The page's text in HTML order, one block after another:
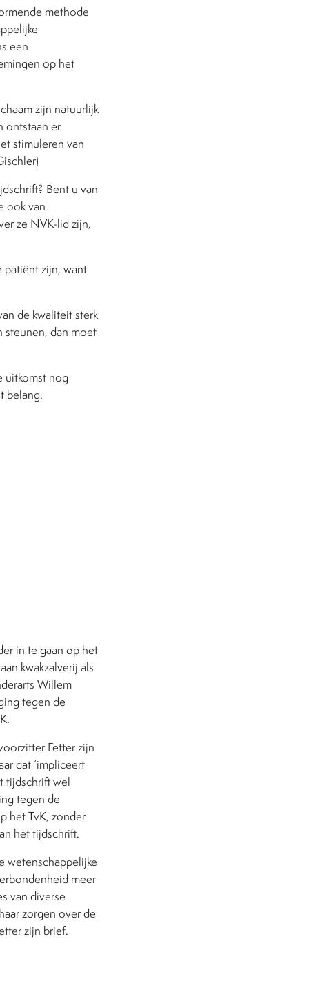
methode
een
op het
zijn natuurlijk
ontstaan er
stimuleren van
Bent u van
ook van
ze NVK-lid zijn,
patiënt zijn, want
de kwaliteit sterk
steunen, dan moet
uitkomst nog
belang.
in te gaan op het
kwakzalverij als
Willem
tegen de
Fetter zijn
dat ‘impliceert
tijdschrift wel
tegen de
het TvK, zonder
het tijdschrift.
wetenschappelijke
meer
van diverse
zorgen over de
zijn brief.